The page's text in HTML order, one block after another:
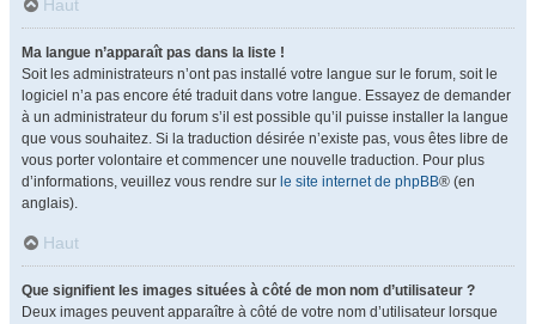
Haut
Ma langue n’apparaît pas dans la liste !
Soit les administrateurs n’ont pas installé votre langue sur le forum, soit le
logiciel n’a pas encore été traduit dans votre langue. Essayez de demander
à un administrateur du forum s’il est possible qu’il puisse installer la langue
que vous souhaitez. Si la traduction désirée n’existe pas, vous êtes libre de
vous porter volontaire et commencer une nouvelle traduction. Pour plus
d’informations, veuillez vous rendre sur le site internet de phpBB® (en
anglais).
Haut
Que signifient les images situées à côté de mon nom d’utilisateur ?
Deux images peuvent apparaître à côté de votre nom d’utilisateur lorsque